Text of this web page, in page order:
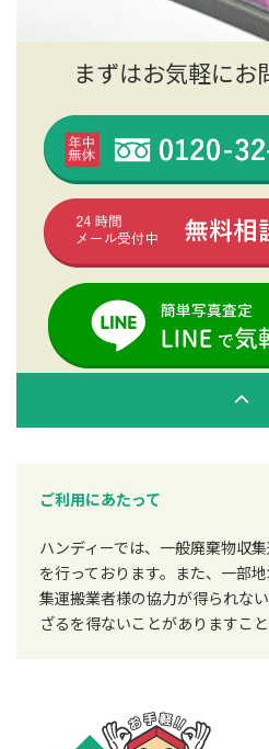
まずはお気軽にお
ご利用にあたって
ハンディーでは、一般廃棄物収
を行っております。また、一部
集運搬業者様の協力が得られな
ざるを得ないことがありますこ